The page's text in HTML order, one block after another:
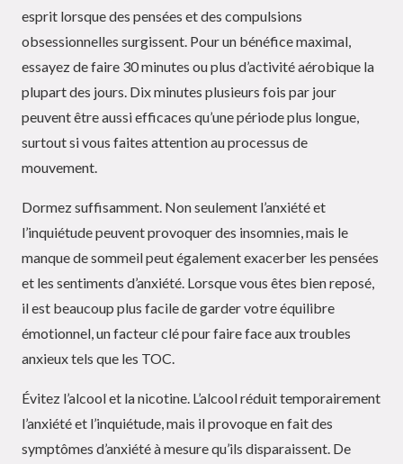
esprit lorsque des pensées et des compulsions
obsessionnelles surgissent. Pour un bénéfice maximal,
essayez de faire 30 minutes ou plus d’activité aérobique la
plupart des jours. Dix minutes plusieurs fois par jour
peuvent être aussi efficaces qu’une période plus longue,
surtout si vous faites attention au processus de
mouvement.
Dormez suffisamment. Non seulement l’anxiété et
l’inquiétude peuvent provoquer des insomnies, mais le
manque de sommeil peut également exacerber les pensées
et les sentiments d’anxiété. Lorsque vous êtes bien reposé,
il est beaucoup plus facile de garder votre équilibre
émotionnel, un facteur clé pour faire face aux troubles
anxieux tels que les TOC.
Évitez l’alcool et la nicotine. L’alcool réduit temporairement
l’anxiété et l’inquiétude, mais il provoque en fait des
symptômes d’anxiété à mesure qu’ils disparaissent. De